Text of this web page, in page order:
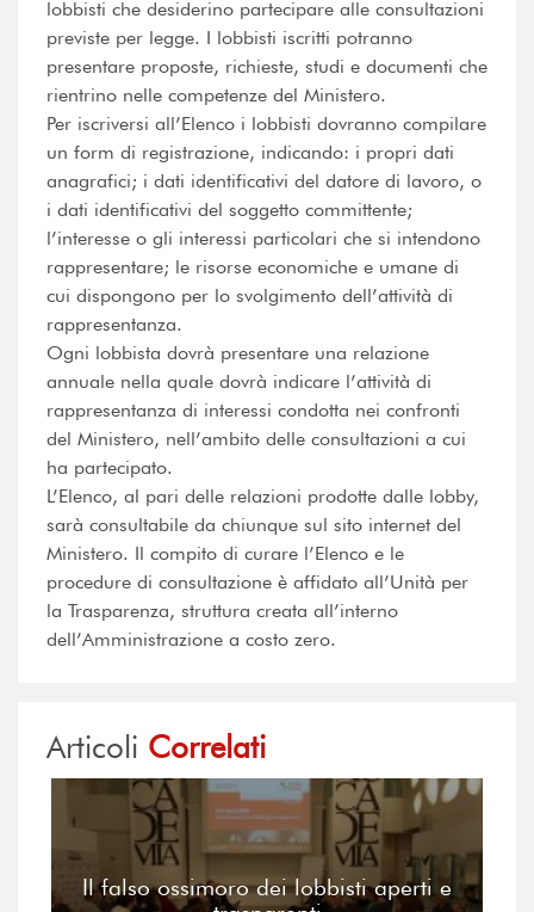
lobbisti che desiderino partecipare alle consultazioni
previste per legge. I lobbisti iscritti potranno
presentare proposte, richieste, studi e documenti che
rientrino nelle competenze del Ministero.
Per iscriversi all’Elenco i lobbisti dovranno compilare
un form di registrazione, indicando: i propri dati
anagrafici; i dati identificativi del datore di lavoro, o
i dati identificativi del soggetto committente;
l’interesse o gli interessi particolari che si intendono
rappresentare; le risorse economiche e umane di
cui dispongono per lo svolgimento dell’attività di
rappresentanza.
Ogni lobbista dovrà presentare una relazione
annuale nella quale dovrà indicare l’attività di
rappresentanza di interessi condotta nei confronti
del Ministero, nell’ambito delle consultazioni a cui
ha partecipato.
L’Elenco, al pari delle relazioni prodotte dalle lobby,
sarà consultabile da chiunque sul sito internet del
Ministero. Il compito di curare l’Elenco e le
procedure di consultazione è affidato all’Unità per
la Trasparenza, struttura creata all’interno
dell’Amministrazione a costo zero.
Articoli Correlati
Il falso ossimoro dei lobbisti aperti e